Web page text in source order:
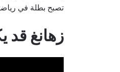
تصبح بطلة في
زهانغ قد